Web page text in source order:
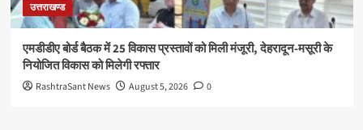
उत्तराखण्ड
एमडीडीए बोर्ड बैठक में 25 विकास प्रस्तावों को मिली मंजूरी, देहरादून-मसूरी के
नियोजित विकास को मिलेगी रफ्तार
RashtraSant News August 5, 2026 0